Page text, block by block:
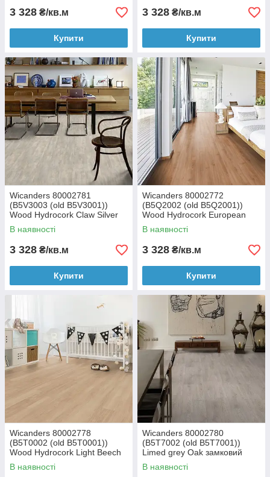
3 328 ₴/кв.м
Купити
3 328 ₴/кв.м
Купити
Wicanders 80002781
(B5V3003 (old B5V3001))
Wood Hydrocork Claw Silver
Oak замкова вінілова плитка
В наявності
3 328 ₴/кв.м
Купити
Wicanders 80002772
(B5Q2002 (old B5Q2001))
Wood Hydrocork European
Oak замкова вінілова плитка
В наявності
3 328 ₴/кв.м
Купити
Wicanders 80002778
(B5T0002 (old B5T0001))
Wood Hydrocork Light Beech
замкова вінілова плитка
В наявності
Wicanders 80002780
(B5T7002 (old B5T7001))
Limed grey Oak замковий
вініловий підлогу Wood
Hydrocork
В наявності